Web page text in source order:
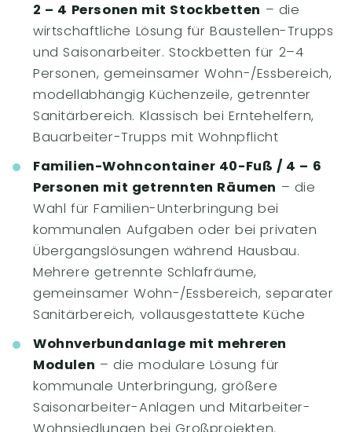
2 – 4 Personen mit Stockbetten – die
wirtschaftliche Lösung für Baustellen-Trupps
und Saisonarbeiter. Stockbetten für 2–4
Personen, gemeinsamer Wohn-/Essbereich,
modellabhängig Küchenzeile, getrennter
Sanitärbereich. Klassisch bei Erntehelfern,
Bauarbeiter-Trupps mit Wohnpflicht
Familien-Wohncontainer 40-Fuß / 4 – 6
Personen mit getrennten Räumen – die
Wahl für Familien-Unterbringung bei
kommunalen Aufgaben oder bei privaten
Übergangslösungen während Hausbau.
Mehrere getrennte Schlafräume,
gemeinsamer Wohn-/Essbereich, separater
Sanitärbereich, vollausgestattete Küche
Wohnverbundanlage mit mehreren
Modulen – die modulare Lösung für
kommunale Unterbringung, größere
Saisonarbeiter-Anlagen und Mitarbeiter-